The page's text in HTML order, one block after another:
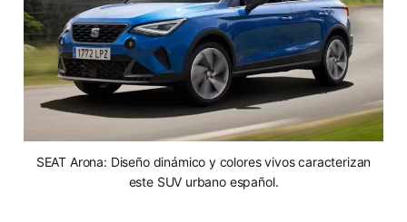
SEAT Arona: Diseño dinámico y colores vivos caracterizan
este SUV urbano español.